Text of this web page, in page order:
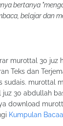
bertanya
belajar dan
murottal 30 juz
Teks dan
sudais. murottal
30 abdullah
download
Kumpulan